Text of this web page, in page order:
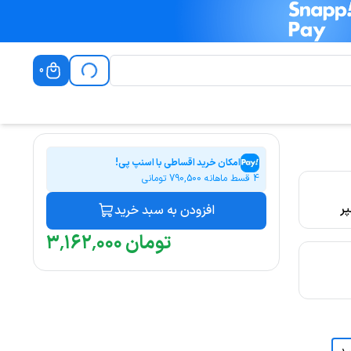
0
امکان خرید اقساطی با اسنپ پی!
4 قسط ماهانه
790,500 تومانی
افزودن به سبد خرید
۳٬۱۶۲٬۰۰۰تومان